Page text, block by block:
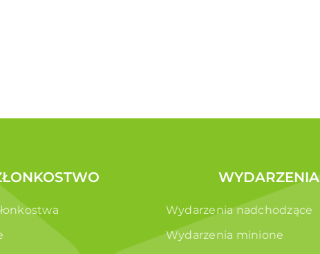
WYDARZENIA
Wydarzenia nadchodzące
Wydarzenia minione